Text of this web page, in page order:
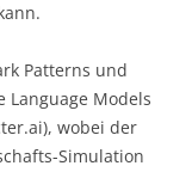
Patterns und
Language Models
wobei der
Simulation